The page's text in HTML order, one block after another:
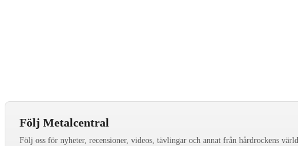
Följ Metalcentral
Följ oss för nyheter, recensioner, videos, tävlingar och annat från hårdrockens värld.